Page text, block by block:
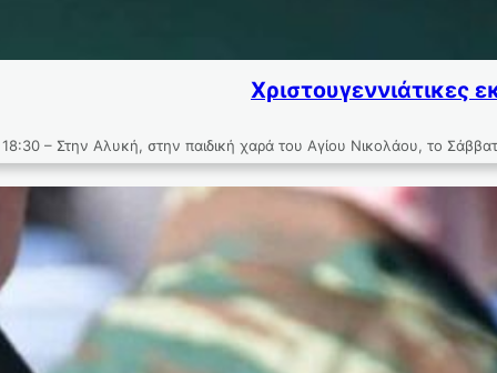
Χριστουγεννιάτικες
– Στην Αλυκή, στην παιδική χαρά του Αγίου Νικολάου, το